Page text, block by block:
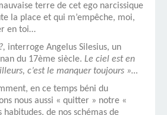
terre de cet ego narcissique
la place et qui m’empêche, moi,
en toi…
interroge Angelus Silesius, un
du 17ème siècle. Le ciel est en
c’est le manquer toujours »…
en ce temps béni du
nous aussi « quitter » notre «
habitudes, de nos schémas de